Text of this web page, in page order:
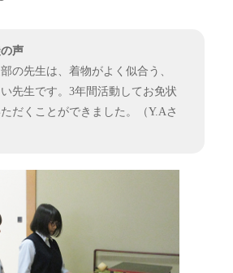
声
の先生は、着物がよく似合う、
先生です。3年間活動してお免状
だくことができました。（Y.Aさ